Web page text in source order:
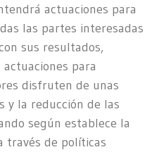
actuaciones para
las partes interesadas
sus resultados,
para
disfruten de unas
y la reducción de las
según establece la
través de políticas